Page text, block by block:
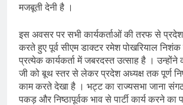
मजबूती देनी है ।
इस अवसर पर सभी कार्यकर्ताओं की तरफ से प्रदेश
करते हुए पूर्व सीएम डाक्टर रमेश पोखरियाल
प्रत्येक कार्यकर्ता में जबरदस्त उत्साह है ।
जी को बूथ स्तर से लेकर प्रदेश अध्यक्ष तक पूर्ण
काम करते देखा है । भट्ट का राज्यसभा जाना
पकड़ और निष्ठापूर्वक भाव से पार्टी कार्य करने का